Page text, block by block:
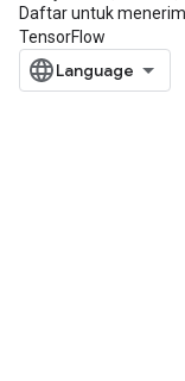
Daftar untuk
TensorFlow